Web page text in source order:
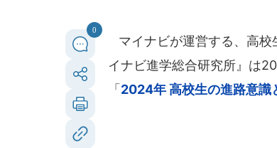
0
マイナビが運営する、高校
イナビ進学総合研究所』は
「 2024年 高校生の進路意識